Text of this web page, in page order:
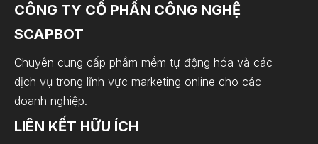
CÔNG TY CỔ PHẦN CÔNG NGHỆ
SCAPBOT
Chuyên cung cấp phầm mềm tự động hóa và các
dịch vụ trong lĩnh vực marketing online cho các
doanh nghiệp.
LIÊN KẾT HỮU ÍCH